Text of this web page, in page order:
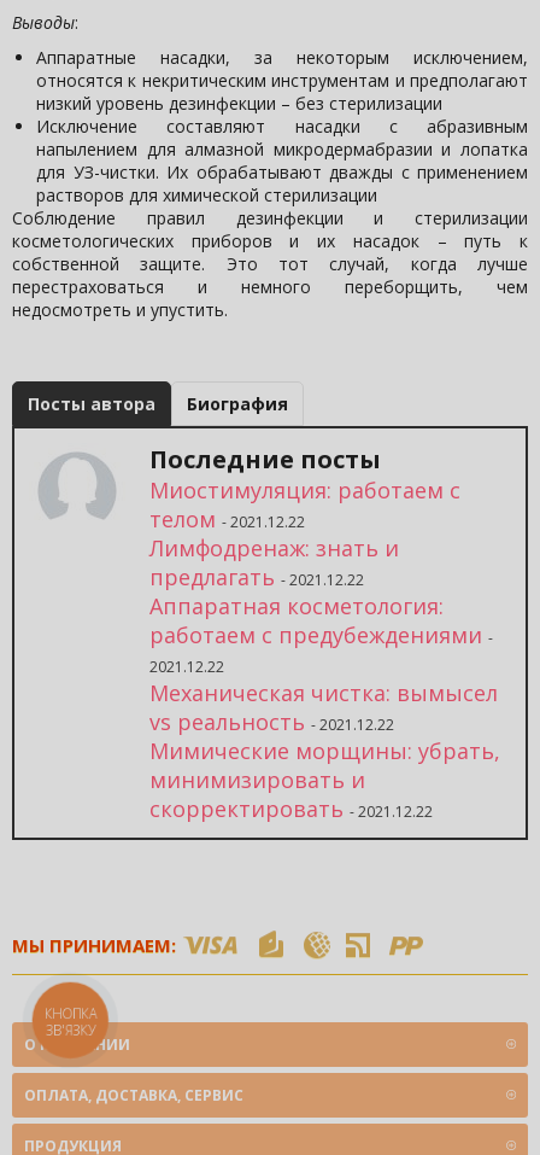
Выводы:
Аппаратные насадки, за некоторым исключением,
относятся к некритическим инструментам и предполагают
низкий уровень дезинфекции – без стерилизации
Исключение составляют насадки с абразивным
напылением для алмазной микродермабразии и лопатка
для УЗ-чистки. Их обрабатывают дважды с применением
растворов для химической стерилизации
Соблюдение правил дезинфекции и стерилизации
косметологических приборов и их насадок – путь к
собственной защите. Это тот случай, когда лучше
перестраховаться и немного переборщить, чем
недосмотреть и упустить.
Посты автора Биография
Последние посты
Миостимуляция: работаем с
телом - 2021.12.22
Лимфодренаж: знать и
предлагать - 2021.12.22
Аппаратная косметология:
работаем с предубеждениями -
2021.12.22
Механическая чистка: вымысел
vs реальность - 2021.12.22
Мимические морщины: убрать,
минимизировать и
скорректировать - 2021.12.22
МЫ ПРИНИМАЕМ:
О КОМПАНИИ
ОПЛАТА, ДОСТАВКА, СЕРВИС
ПРОДУКЦИЯ
КНОПКА
ЗВ'ЯЗКУ